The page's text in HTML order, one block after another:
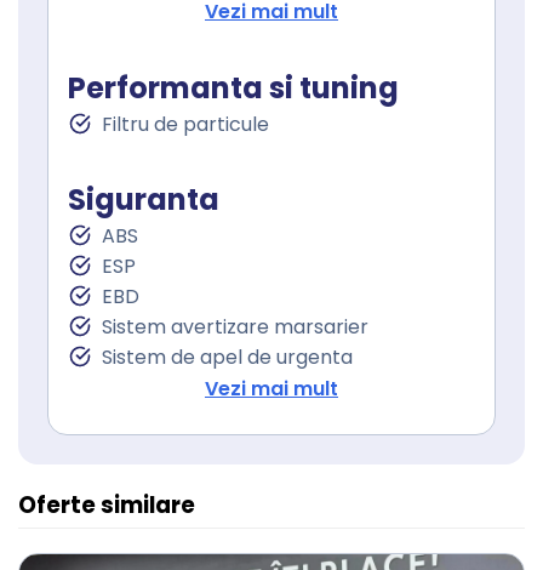
Camera parcare spate
Oglinzi retrovizoare incalzite
Oglinzi exterioare rabatabile electric
Asistent staionare in rampa
Lumini de zi LED
Proiectoare ceata
Stopuri LED
Sistem Start Stop
Senzori presiune roti
Frana parcare electrica
Servodirecţie
Vezi mai mult
Performanta si tuning
Filtru de particule
Siguranta
ABS
ESP
EBD
Sistem avertizare marsarier
Sistem de apel de urgenta
Airbag sofer
Isofix (puncte de prindere a scaunului
Vezi mai mult
Oferte similare